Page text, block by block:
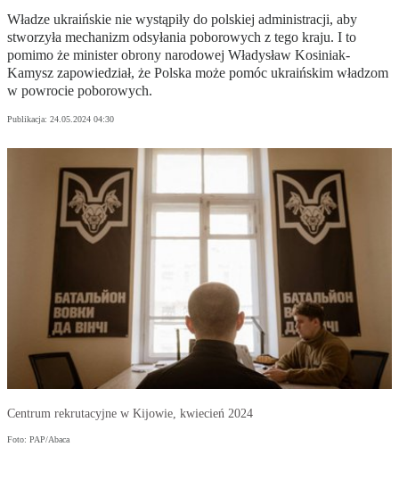
Władze ukraińskie nie wystąpiły do polskiej administracji, aby
stworzyła mechanizm odsyłania poborowych z tego kraju. I to
pomimo że minister obrony narodowej Władysław Kosiniak-
Kamysz zapowiedział, że Polska może pomóc ukraińskim władzom
w powrocie poborowych.
Publikacja: 24.05.2024 04:30
Centrum rekrutacyjne w Kijowie, kwiecień 2024
Foto: PAP/Abaca